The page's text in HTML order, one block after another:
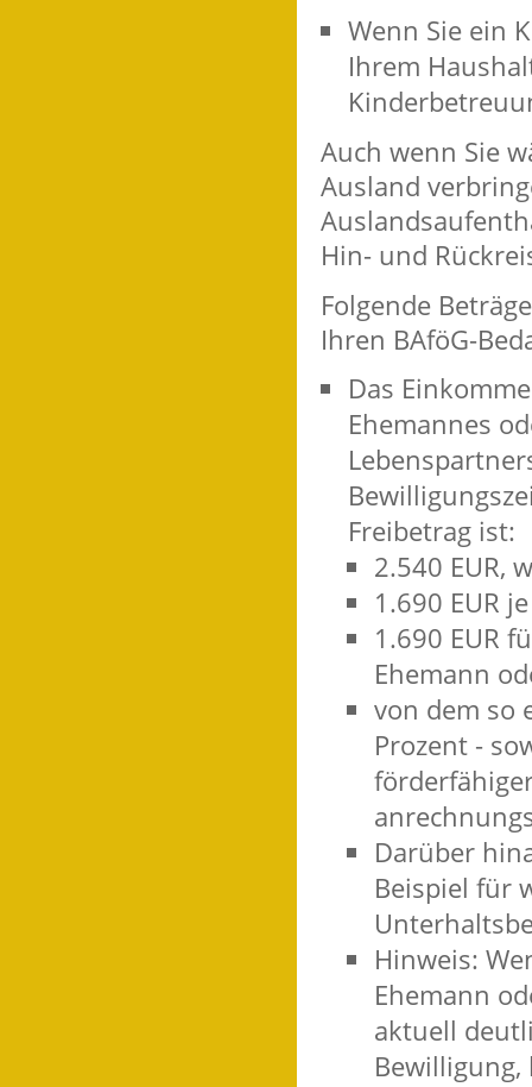
Wenn Sie ein
Ihrem
Auch wenn Sie
Ausland
Hin- und
Folgende
Ihren BAföG-
Das
Ehemannes
Freibetrag ist:
2.540 EUR,
1.690 EUR
1.690 EUR
Ehemann
von dem so
Prozent -
Darüber
Beispiel für
Hinweis:
Ehemann
aktuell